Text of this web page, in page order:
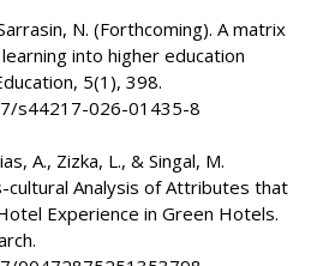
N. (Forthcoming). A matrix
into higher education
5(1), 398.
s44217-026-01435-8
A., Zizka, L., & Singal, M.
cultural Analysis of Attributes that
Experience in Green Hotels.